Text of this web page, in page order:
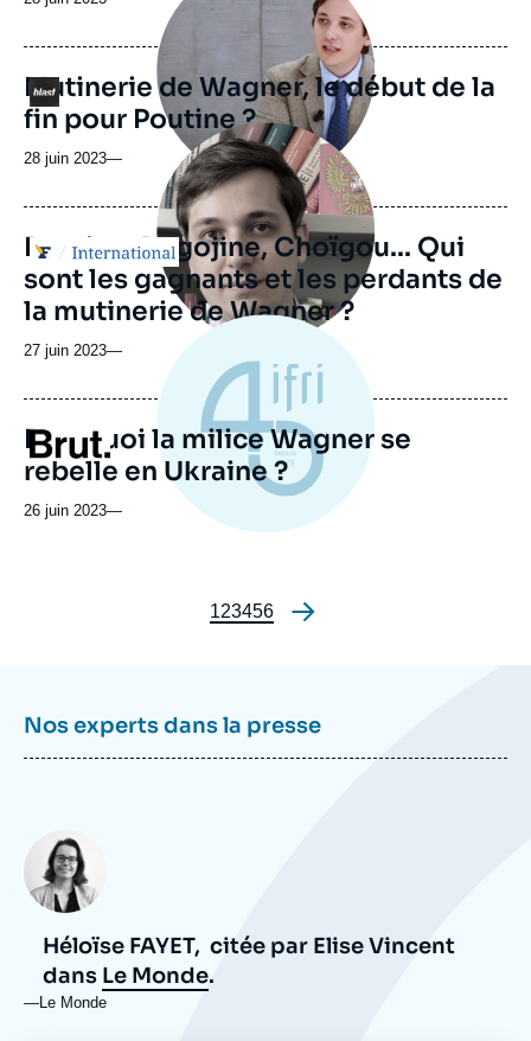
Logo
médiatique
Mutinerie de Wagner, le début de la
fin pour Poutine ?
28 juin 2023—
Logo
Image
principale
médiatique
Poutine, Prigojine, Choïgou... Qui
sont les gagnants et les perdants de
la mutinerie de Wagner ?
27 juin 2023—
Logo
Pourquoi la milice Wagner se
rebelle en Ukraine ?
26 juin 2023—
Pagination
Page
1Page
2Page
3Page
4Page
5Page
6
Nos experts dans la presse
Photo
Héloïse FAYET, citée par Elise Vincent
dans Le Monde.
—Nom
Le Monde